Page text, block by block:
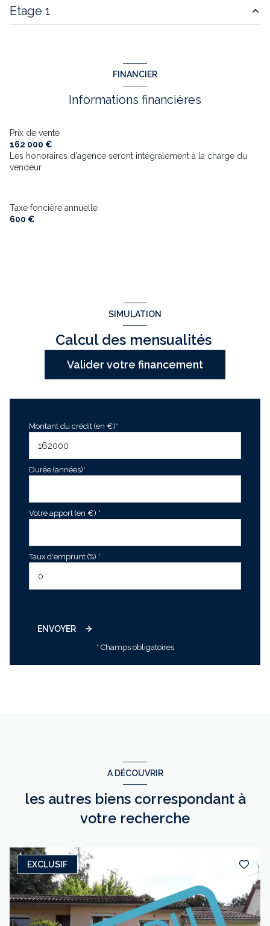
salon/sejour
Etage 1
FINANCIER
Informations financières
Prix de vente
162 000 €
Les honoraires d'agence seront intégralement à la charge du
vendeur
Taxe foncière annuelle
600 €
SIMULATION
Calcul des mensualités
Valider votre financement
Montant du crédit (en €)*
Durée (années)*
Votre apport (en €) *
Taux d'emprunt (%) *
ENVOYER
* Champs obligatoires
A DÉCOUVRIR
les autres biens correspondant à
votre recherche
EXCLUSIF